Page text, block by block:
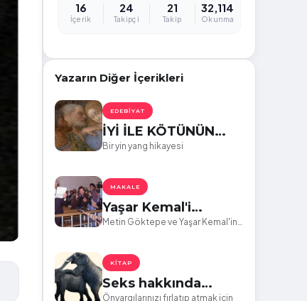
16
İçerik
24
Takipçi
21
Takip
32,114
Okunma
Yazarın Diğer İçerikleri
EDEBIYAT
İYİ İLE KÖTÜNÜN
YÜZÜ
Bir yin yang hikayesi
MAKALE
Yaşar Kemal'i
Okuyun, Cümle
Metin Göktepe ve Yaşar Kemal'in
KITAP
Seks hakkında
Önyargılarınızı fırlatıp atmak için